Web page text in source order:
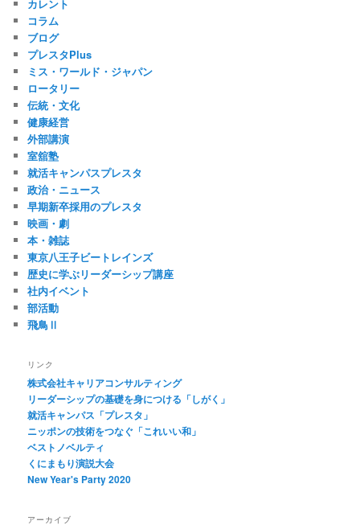
カレント
コラム
ブログ
プレスタPlus
ミス・ワールド・ジャパン
ロータリー
伝統・文化
健康経営
外部講演
室舘塾
就活キャンパスプレスタ
政治・ニュース
早期新卒採用のプレスタ
映画・劇
本・雑誌
東京八王子ビートレインズ
歴史に学ぶリーダーシップ講座
社内イベント
部活動
飛鳥Ⅱ
リンク
株式会社キャリアコンサルティング
リーダーシップの基礎を身につける「しがく」
就活キャンパス「プレスタ」
ニッポンの技術をつなぐ「これいい和」
ベストノベルティ
くにまもり演説大会
New Year's Party 2020
アーカイブ